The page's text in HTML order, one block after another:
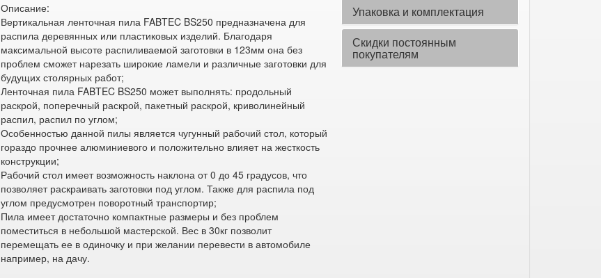
Описание:
Вертикальная ленточная пила FABTEC BS250 предназначена для
распила деревянных или пластиковых изделий. Благодаря
максимальной высоте распиливаемой заготовки в 123мм она без
проблем сможет нарезать широкие ламели и различные заготовки для
будущих столярных работ;
Ленточная пила FABTEC BS250 может выполнять: продольный
раскрой, поперечный раскрой, пакетный раскрой, криволинейный
распил, распил по углом;
Особенностью данной пилы является чугунный рабочий стол, который
гораздо прочнее алюминиевого и положительно влияет на жесткость
конструкции;
Рабочий стол имеет возможность наклона от 0 до 45 градусов, что
позволяет раскраивать заготовки под углом. Также для распила под
углом предусмотрен поворотный транспортир;
Пила имеет достаточно компактные размеры и без проблем
поместиться в небольшой мастерской. Вес в 30кг позволит
перемещать ее в одиночку и при желании перевести в автомобиле
например, на дачу.
Упаковка и комплектация
Скидки постоянным
покупателям